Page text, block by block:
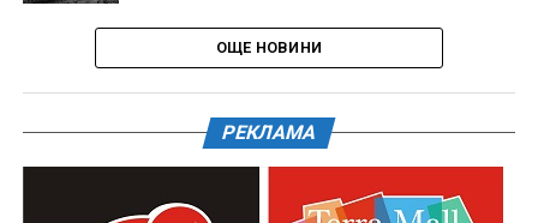
ОЩЕ НОВИНИ
РЕКЛАМА